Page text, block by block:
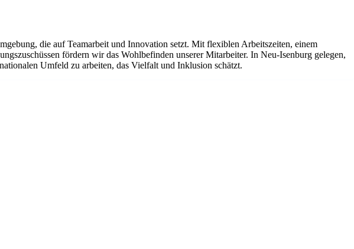
die auf Teamarbeit und Innovation setzt. Mit flexiblen Arbeitszeiten, einem
fördern wir das Wohlbefinden unserer Mitarbeiter. In Neu-Isenburg gelegen,
Umfeld zu arbeiten, das Vielfalt und Inklusion schätzt.